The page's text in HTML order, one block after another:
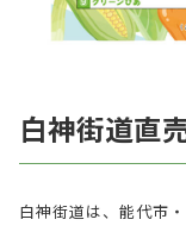
白神街道直
白神街道は、能代市